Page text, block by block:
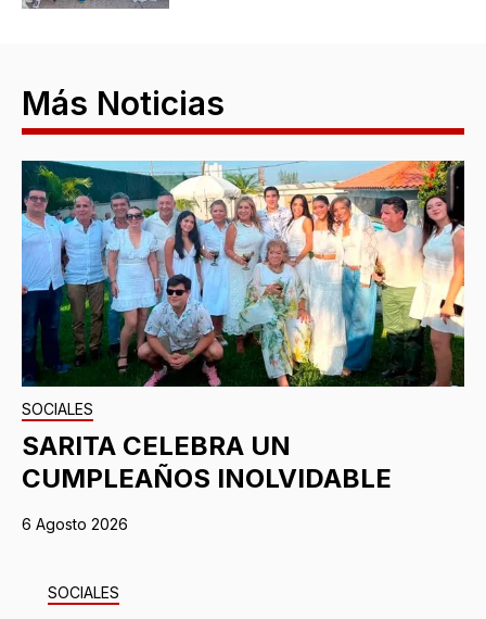
Más Noticias
SOCIALES
SARITA CELEBRA UN
CUMPLEAÑOS INOLVIDABLE
6 Agosto 2026
SOCIALES